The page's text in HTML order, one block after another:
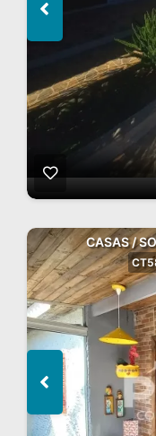
CASAS /